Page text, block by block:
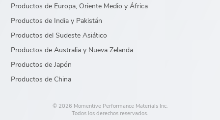
Productos de Europa, Oriente Medio y África
Productos de India y Pakistán
Productos del Sudeste Asiático
Productos de Australia y Nueva Zelanda
Productos de Japón
Productos de China
© 2026 Momentive Performance Materials Inc.
Todos los derechos reservados.